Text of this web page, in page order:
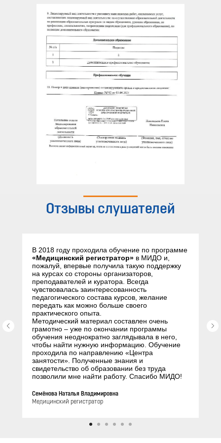
Отзывы слушателей
В 2018 году проходила обучение по программе
«Медицинский регистратор» в МИДО и,
пожалуй, впервые получила такую поддержку
на курсах со стороны организаторов,
преподавателей и куратора. Всегда
чувствовалась заинтересованность
педагогического состава курсов, желание
передать как можно больше своего
практического опыта.
Методический материал составлен очень
грамотно – уже по окончании программы
обучения неоднократно заглядывала в него,
чтобы найти нужную информацию. Обучение
проходила по направлению «Центра
занятости». Полученные знания и
свидетельство об образовании без труда
позволили мне найти работу. Спасибо МИДО!
Семёнова Наталья Владимировна
Медицинский регистратор